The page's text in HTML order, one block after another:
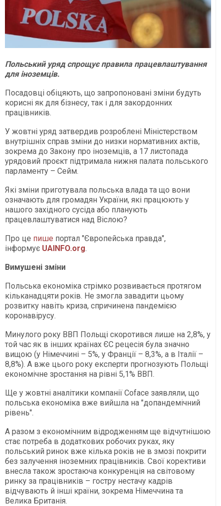
Польський уряд спрощує правила працевлаштування
для іноземців.
Посадовці обіцяють, що запропоновані зміни будуть
корисні як для бізнесу, так і для закордонних
працівників.
У жовтні уряд затвердив розроблені Міністерством
внутрішніх справ зміни до низки нормативних актів,
зокрема до Закону про іноземців, а 17 листопада
урядовий проєкт підтримала нижня палата польського
парламенту – Сейм.
Які зміни приготувала польська влада та що вони
означають для громадян України, які працюють у
нашого західного сусіда або планують
працевлаштуватися над Віслою?
Про це пише портал "Європейська правда",
інформує UAINFO.org.
Вимушені зміни
Польська економіка стрімко розвивається протягом
кільканадцяти років. Не змогла завадити цьому
розвитку навіть криза, спричинена пандемією
коронавірусу.
Минулого року ВВП Польщі скоротився лише на 2,8%, у
той час як в інших країнах ЄС рецесія була значно
вищою (у Німеччині – 5%, у Франції – 8,3%, а в Італії –
8,8%). А вже цього року експерти прогнозують Польщі
економічне зростання на рівні 5,1% ВВП.
Ще у жовтні аналітики компанії Coface заявляли, що
польська економіка вже вийшла на "допандемічний
рівень".
А разом з економічним відродженням ще відчутнішою
стає потреба в додаткових робочих руках, яку
польський ринок вже кілька років не в змозі покрити
без залучення іноземних працівників. Свої корективи
внесла також зростаюча конкуренція на світовому
ринку за працівників – гостру нестачу кадрів
відчувають й інші країни, зокрема Німеччина та
Велика Британія.